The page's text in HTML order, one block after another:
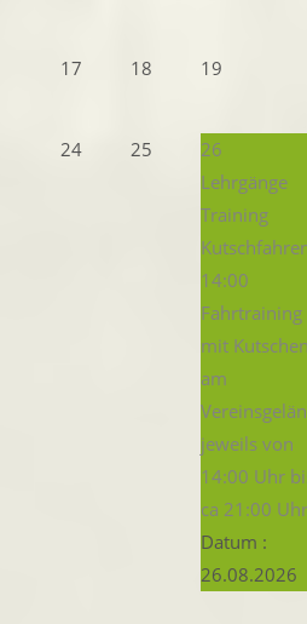
17 18 19
24 25
26
Lehrgänge
Training
14:00
Fahrtraining
mit Kutschen
am
jeweils von
14:00 Uhr
ca 21:00 Uhr
Datum :
26.08.2026